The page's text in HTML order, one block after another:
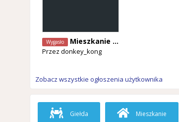
Wygasło Mieszkanie - Londerzeel - do wynajęcia
Przez donkey_kong
Zobacz wszystkie ogłoszenia użytkownika
Giełda Mieszkanie